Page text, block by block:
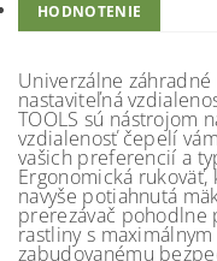
HODNOTENIE
Univerzálne
nastaviteľná
TOOLS sú nástrojom
vzdialenosť čepelí
vašich preferencií a
Ergonomická
navyše potiahnutá
prerezávač pohodlne
rastliny s
zabudovanému